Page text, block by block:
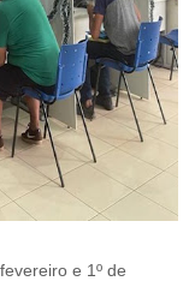
e 1º de